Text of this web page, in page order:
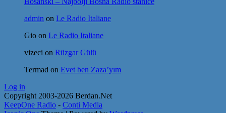
admin on Le Radio Italiane
Gio on Le Radio Italiane
vizeci on Rüzgar Gülü
Termad on Evet ben Zaza’yım
Log in
Copyright 2003-2026 Berdan.Net
KeepOne Radio - Conti Media